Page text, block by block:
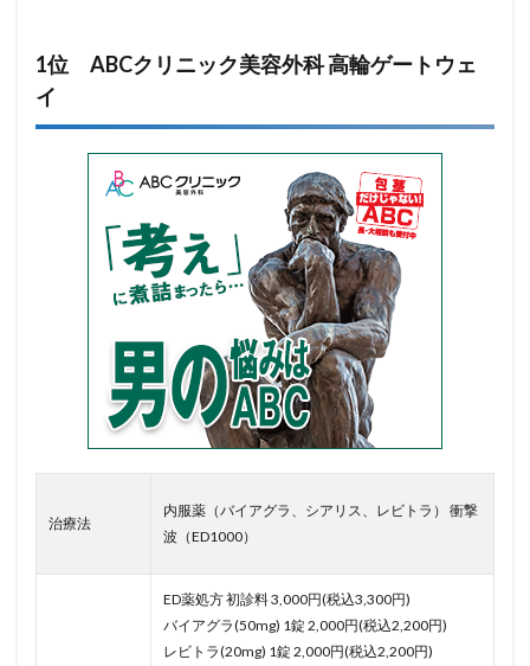
1位 ABCクリニック美容外科 高輪ゲートウェ
イ
治療法
内服薬（バイアグラ、シアリス、レビトラ） 衝撃
波（ED1000）
ED薬処方 初診料 3,000円(税込3,300円)
バイアグラ(50mg) 1錠 2,000円(税込2,200円)
レビトラ(20mg) 1錠 2,000円(税込2,200円)